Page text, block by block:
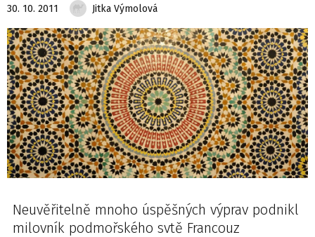
30. 10. 2011 Jitka Výmolová
Neuvěřitelně mnoho úspěšných výprav podnikl
milovník podmořského svtě Francouz